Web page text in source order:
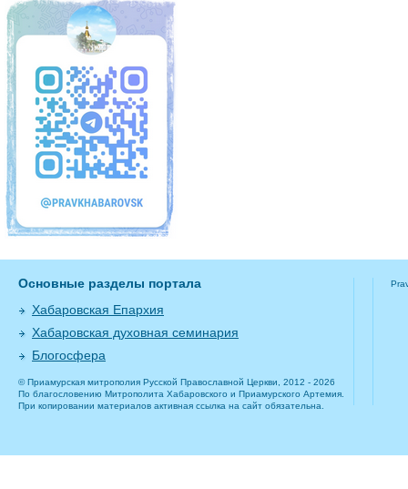
Основные разделы портала
Хабаровская Епархия
Хабаровская духовная семинария
Блогосфера
© Приамурская митрополия Русской Православной Церкви, 2012 - 2026
По благословению Митрополита Хабаровского и Приамурского Артемия.
При копировании материалов активная ссылка на сайт обязательна.